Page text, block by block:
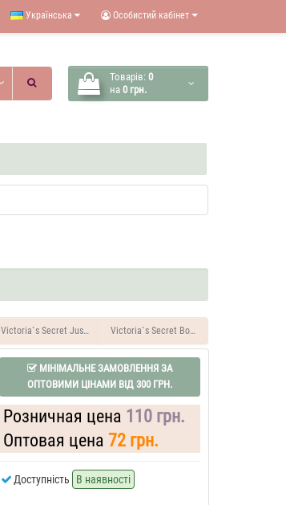
Особистий кабінет
Українська
Товарів: 0
на 0 грн.
Victoria`s Secret Just A Kiss 35 ML Духи жіночіVictoria`s Secret Bombshell Wild Flowers 35
МІНІМАЛЬНЕ ЗАМОВЛЕННЯ ЗА
ОПТОВИМИ ЦІНАМИ ВІД 300 ГРН.
Розничная цена 110 грн.
Оптовая цена 72 грн.
Доступність В наявності